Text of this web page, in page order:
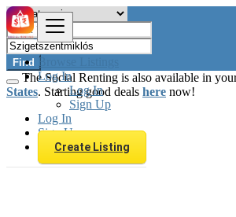
Browse Listings
Log In
Log In
Sign Up
Log In
Sign Up
Create Listing
Find
The Social Renting is also available in
States. Starting good deals here now!